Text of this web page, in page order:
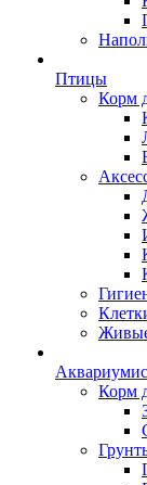
Птицы
Корм
Корм